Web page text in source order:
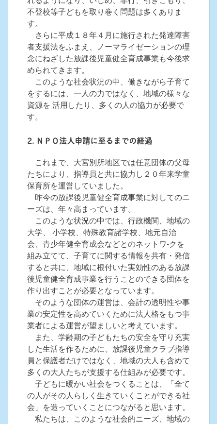
不登校等子どもを取り巻く問題は多くありま
す。
さらに平成１８年４月に施行された発達障害
者支援法をふまえ、ノーマライゼーションの理
念にねざした放課後児童健全育成事業も今後求
められてきます。
このような社会状況の中、働きながら子育て
をするには、一人の力ではなく、地域の様々な
資源を 活用したり、多くの人の協力が必要で
す。
2. ＮＰＯ法人申請に至るまでの経過
これまで、大宮別所地区では任意団体の父母
たちにより、指導員と共に協力し２０年来学童
保育所を運営していました。
昨今の放課後児童健全育成事業に対してのニ
ーズは、年々高まっています。
このような状況の中では、行政機関、地域の
大学、 小学校、特殊教育諸学校、地元自治
会、青少年健全育成会などとのネットワ-クを
組み立てて、子育てに関する情報を共有・発信
すると共に、地域に根付いた実効性のある放課
後児童健全育成事業を行うことのできる団体を
作り出すことが必要となっています。
そのような団体の運営は、会計の透明性や事
業の安定性を高めていくために法人格をもつ事
業者による運営が望ましいと考えています。
また、学齢期の子どもたちの安全を守り充実
した生活を作るために、放課後児童クラブ指導
員と保護者だけではなく、地域の大人も含めて
多くの大人たちが支援する仕組みが必要です。
子どもに暖かい社会をつくることは、「全て
の人がその人らしく生きていくことができる社
会」を造っていくことにつながると思います。
私たちは、このような社会的ニーズ、地域の